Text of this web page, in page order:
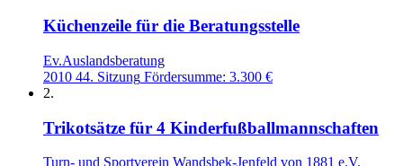
Küchenzeile für die Beratungsstelle
Ev.Auslandsberatung
2010 44. Sitzung Fördersumme: 3.300 €
2.
Trikotsätze für 4 Kinderfußballmannschaften
Turn- und Sportverein Wandsbek-Jenfeld von 1881 e.V.